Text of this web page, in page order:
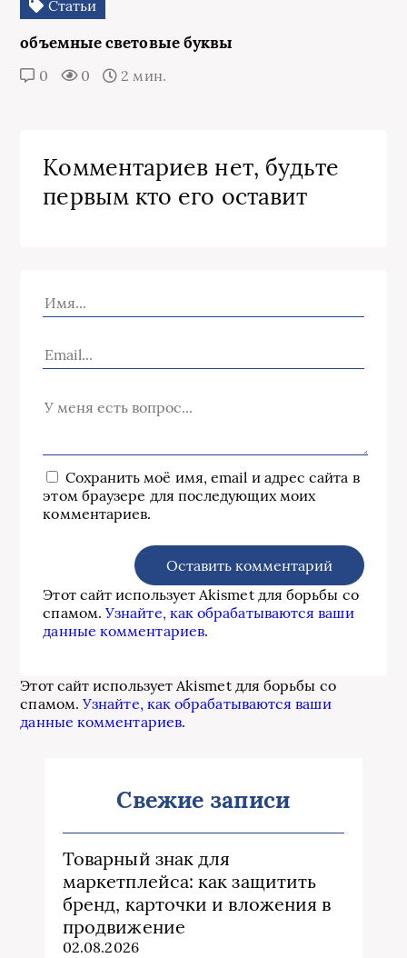
Статьи
объемные световые буквы
0 0 2 мин.
Комментариев нет, будьте
первым кто его оставит
Сохранить моё имя, email и адрес сайта в
этом браузере для последующих моих
комментариев.
Этот сайт использует Akismet для борьбы со
спамом.Узнайте, как обрабатываются ваши
данные комментариев.
Этот сайт использует Akismet для борьбы со
спамом.Узнайте, как обрабатываются ваши
данные комментариев.
Свежие записи
Товарный знак для
маркетплейса: как защитить
бренд, карточки и вложения в
продвижение
02.08.2026